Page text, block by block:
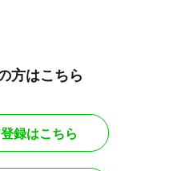
方はこちら
録はこちら